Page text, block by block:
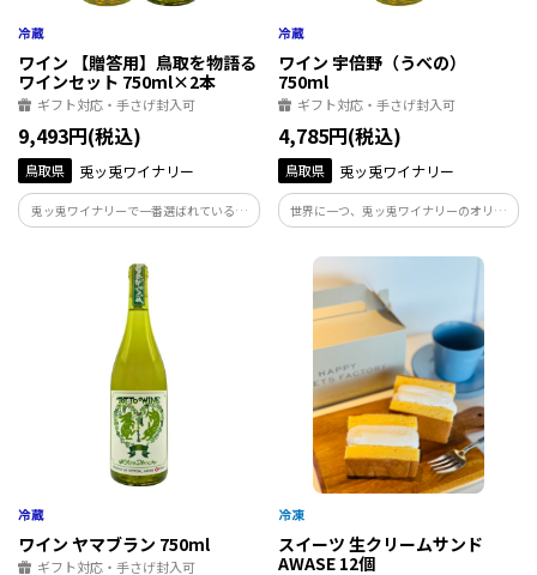
ワイン 【贈答用】鳥取を物語る
ワインセット 750ml×2本
ギフト対応・手さげ封入可
9,493円(税込)
鳥取県 兎ッ兎ワイナリー
兎ッ兎ワイナリーで一番選ばれているワ
イン2本をセットにいたしました。
ワイン 宇倍野（うべの）
750ml
ギフト対応・手さげ封入可
4,785円(税込)
鳥取県 兎ッ兎ワイナリー
世界に一つ、兎ッ兎ワイナリーのオリジ
ナルぶどう品種「宇倍野（うべの）」で
醸造したワイン。 鳥取で持続可能なぶど
う栽培を目指し、環境適応性、ワインと
しての美味しさをも併せ持つ、次世代を
担うワインです。
ワイン ヤマブラン 750ml
ギフト対応・手さげ封入可
スイーツ 生クリームサンド
AWASE 12個